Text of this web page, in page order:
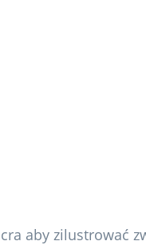
aby zilustrować